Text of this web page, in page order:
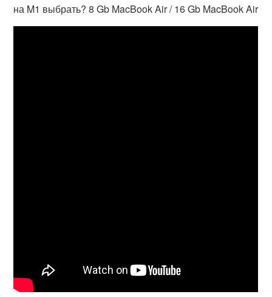
на M1 выбрать? 8 Gb MacBook Air / 16 Gb MacBook Air